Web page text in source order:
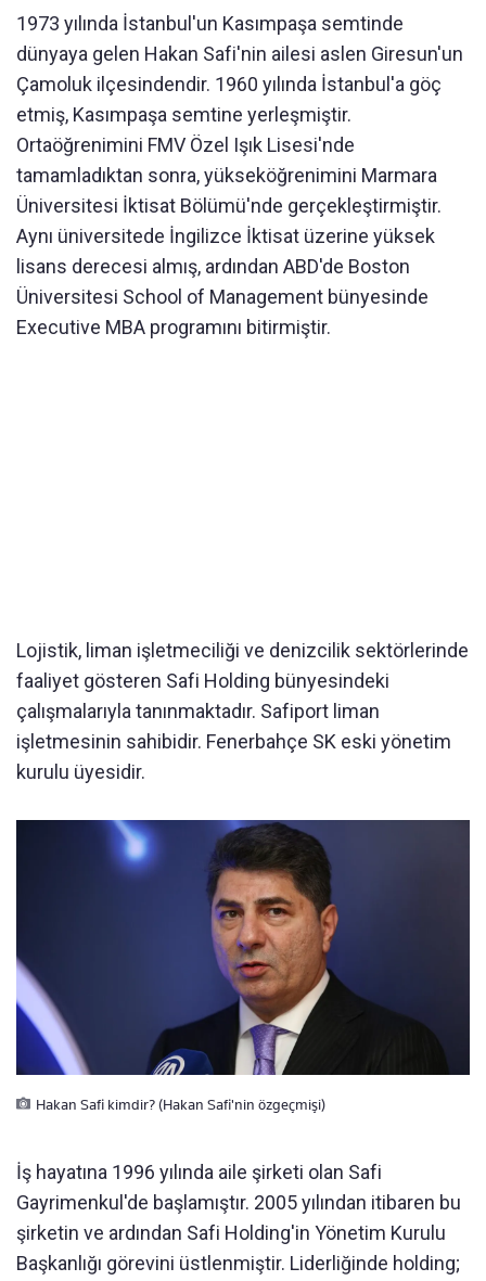
1973 yılında İstanbul'un Kasımpaşa semtinde
dünyaya gelen Hakan Safi'nin ailesi aslen Giresun'un
Çamoluk ilçesindendir. 1960 yılında İstanbul'a göç
etmiş, Kasımpaşa semtine yerleşmiştir.
Ortaöğrenimini FMV Özel Işık Lisesi'nde
tamamladıktan sonra, yükseköğrenimini Marmara
Üniversitesi İktisat Bölümü'nde gerçekleştirmiştir.
Aynı üniversitede İngilizce İktisat üzerine yüksek
lisans derecesi almış, ardından ABD'de Boston
Üniversitesi School of Management bünyesinde
Executive MBA programını bitirmiştir.
Lojistik, liman işletmeciliği ve denizcilik sektörlerinde
faaliyet gösteren Safi Holding bünyesindeki
çalışmalarıyla tanınmaktadır. Safiport liman
işletmesinin sahibidir. Fenerbahçe SK eski yönetim
kurulu üyesidir.
Hakan Safi kimdir? (Hakan Safi'nin özgeçmişi)
İş hayatına 1996 yılında aile şirketi olan Safi
Gayrimenkul'de başlamıştır. 2005 yılından itibaren bu
şirketin ve ardından Safi Holding'in Yönetim Kurulu
Başkanlığı görevini üstlenmiştir. Liderliğinde holding;